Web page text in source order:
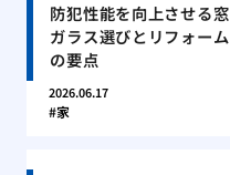
防犯性能を向上させる窓
ガラス選びとリフォーム
の要点
2026.06.17
家